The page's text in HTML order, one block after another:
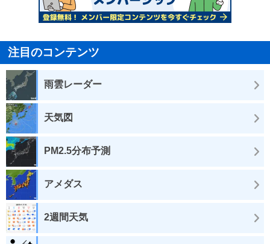
注目のコンテンツ
雨雲レーダー
天気図
PM2.5分布予測
アメダス
2週間天気